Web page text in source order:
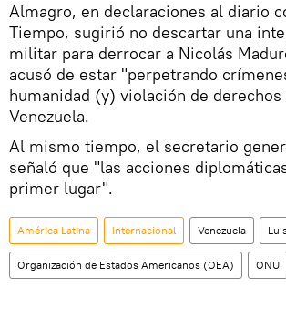
Almagro, en declaraciones al diario
Tiempo, sugirió no descartar una
militar para derrocar a Nicolás
acusó de estar "perpetrando
humanidad (y) violación de derechos
Venezuela.
Al mismo tiempo, el secretario
señaló que "las acciones
primer lugar".
América Latina Internacional Venezuela
Organización de Estados Americanos (OEA) ONU